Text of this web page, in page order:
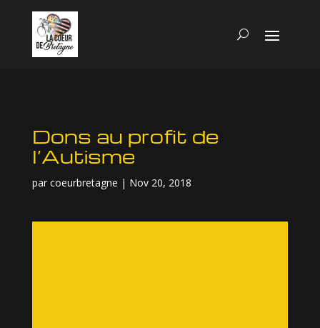
Dons au profit de
l’Autisme
par coeurbretagne | Nov 20, 2018